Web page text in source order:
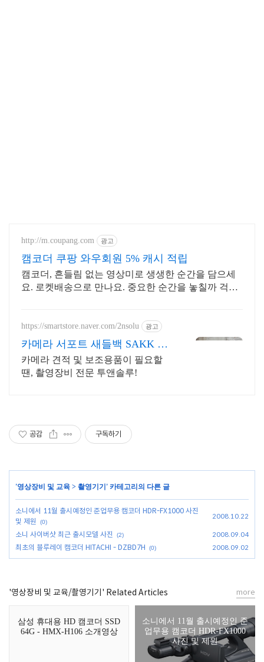
http://m.coupang.com 광고
캠코더 쿠팡 와우회원 5% 캐시 적립
캠코더, 흔들림 없는 영상미로 생생한 순간을 담으세
요. 로켓배송으로 만나요. 중요한 순간을 놓칠까 걱정
https://smartstore.naver.com/2nsolu 광고
카메라 서포트 새들백 SAKK 한
국 온라인스토어
카메라 견적 및 보조용품이 필요할
땐, 촬영장비 전문 투앤솔루!
공감 구독하기
'영상장비 및 교육 > 촬영기기' 카테고리의 다른 글
소니에서 11월 출시예정인 준업무용 캠코더 HDR-FX1000 사진
및 제원
(0)
2008.10.22
소니 사이버샷 최근 출시모델 사진 (2) 2008.09.04
최초의 블루레이 캠코더 HITACHI - DZBD7H (0) 2008.09.02
'영상장비 및 교육/촬영기기' Related Articles
삼성 휴대용 HD 캠코더 SSD
64G - HMX-H106 소개영상
소니에서 11월 출시예정인 준
업무용 캠코더 HDR-FX1000
사진 및 제원
more